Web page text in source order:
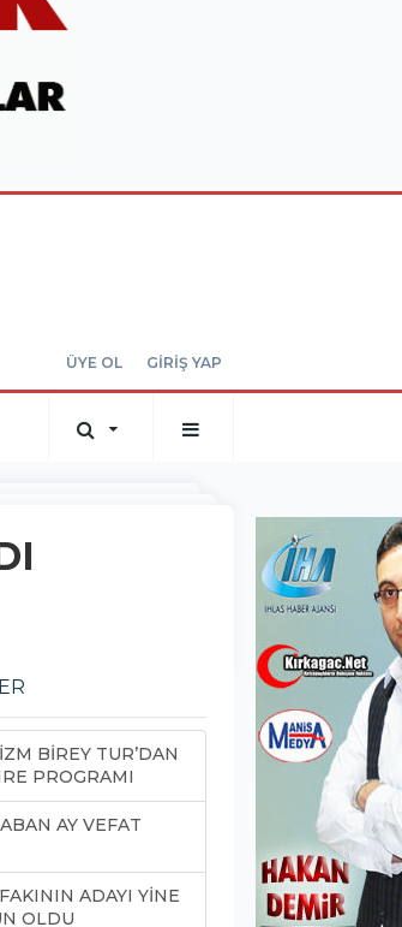
ÜYE OL GİRİŞ YAP
BİREY TUR’DAN
PROGRAMI
AY VEFAT
ADAYI YİNE
OLDU